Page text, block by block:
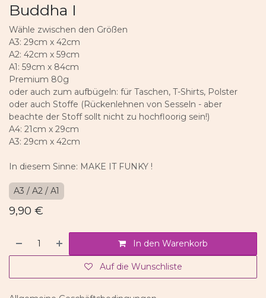
Buddha I
Wähle zwischen den Größen
A3: 29cm x 42cm
A2: 42cm x 59cm
A1: 59cm x 84cm
Premium 80g
oder auch zum aufbügeln: für Taschen, T-Shirts, Polster
oder auch Stoffe (Rückenlehnen von Sesseln - aber
beachte der Stoff sollt nicht zu hochfloorig sein!)
A4: 21cm x 29cm
A3: 29cm x 42cm
In diesem Sinne: MAKE IT FUNKY !
A3 / A2 / A1
9,90 €
In den Warenkorb
Auf die Wunschliste